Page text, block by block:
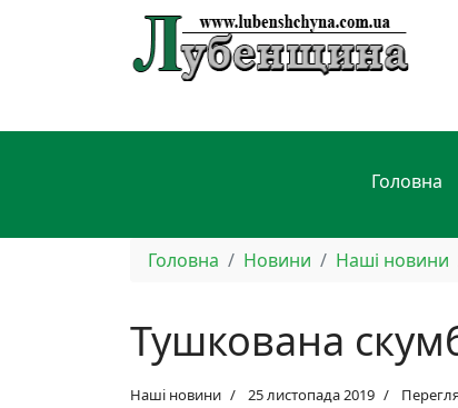
Головна
Головна Новини Наші новини
Тушкована
Наші новини 25 листопада 2019